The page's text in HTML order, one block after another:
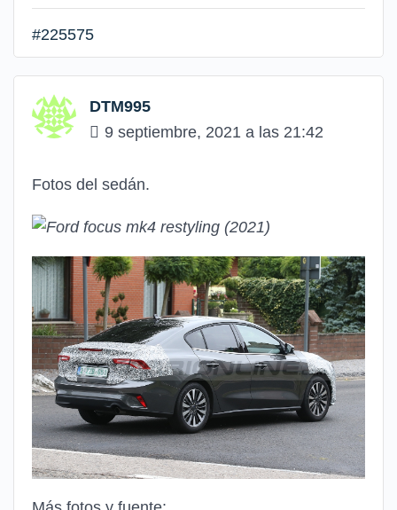
#225575
DTM995
9 septiembre, 2021 a las 21:42
Fotos del sedán.